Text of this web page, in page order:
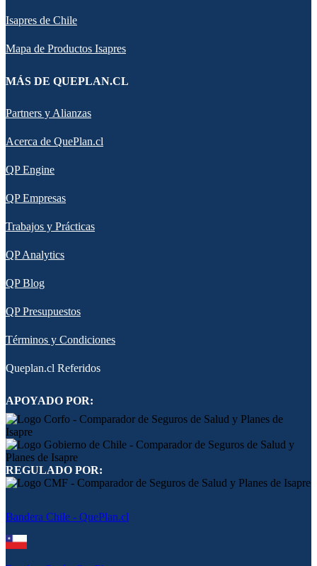
Isapres de Chile
Mapa de Productos Isapres
MÁS DE QUEPLAN.CL
Partners y Alianzas
Acerca de QuePlan.cl
QP Engine
QP Empresas
Trabajos y Prácticas
QP Analytics
QP Blog
QP Presupuestos
Términos y Condiciones
Queplan.cl Referidos
APOYADO POR:
REGULADO POR:
Bandera Chile - QuePlan.cl